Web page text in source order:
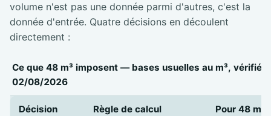
volume n'est pas une donnée parmi d'autres, c'est la
donnée d'entrée. Quatre décisions en découlent
directement :
Ce que 48 m³ imposent — bases usuelles au m³,
02/08/2026
Décision Règle de calcul Pour 48 m³